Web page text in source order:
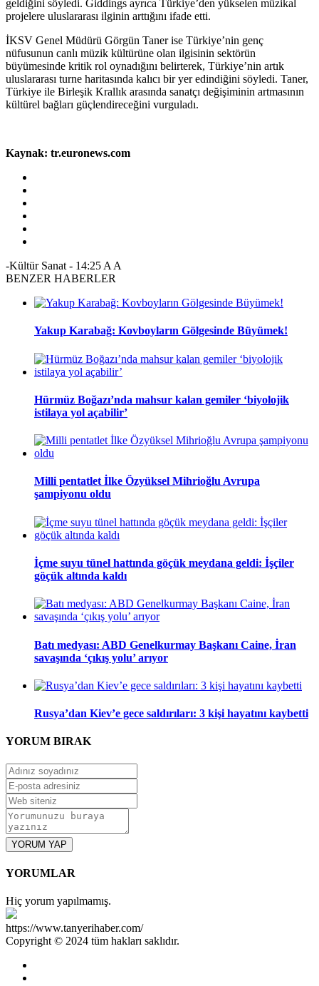
geldiğini söyledi. Giddings ayrıca Türkiye’den yükselen müzikal
projelere uluslararası ilginin arttığını ifade etti.
İKSV Genel Müdürü Görgün Taner ise Türkiye’nin genç
nüfusunun canlı müzik kültürüne olan ilgisinin sektörün
büyümesinde kritik rol oynadığını belirterek, Türkiye’nin artık
uluslararası turne haritasında kalıcı bir yer edindiğini söyledi. Taner,
Türkiye ile Birleşik Krallık arasında sanatçı değişiminin artmasının
kültürel bağları güçlendireceğini vurguladı.
Kaynak: tr.euronews.com
-Kültür Sanat - 14:25 A A
BENZER HABERLER
Yakup Karabağ: Kovboyların Gölgesinde Büyümek!
Hürmüz Boğazı’nda mahsur kalan gemiler ‘biyolojik
istilaya yol açabilir’
Milli pentatlet İlke Özyüksel Mihrioğlu Avrupa
şampiyonu oldu
İçme suyu tünel hattında göçük meydana geldi: İşçiler
göçük altında kaldı
Batı medyası: ABD Genelkurmay Başkanı Caine, İran
savaşında ‘çıkış yolu’ arıyor
Rusya’dan Kiev’e gece saldırıları: 3 kişi hayatını kaybetti
YORUM BIRAK
YORUM YAP
YORUMLAR
Hiç yorum yapılmamış.
https://www.tanyerihaber.com/
Copyright © 2024 tüm hakları saklıdır.